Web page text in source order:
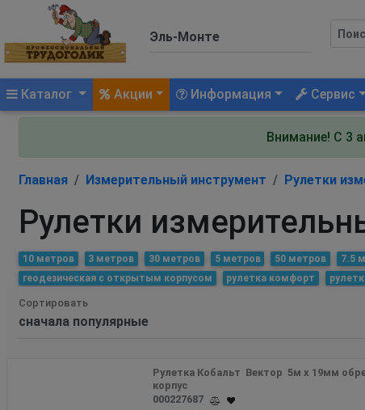
Каталог (current)Акции Информация Сервис
Внимание! С 3
Главная Измерительный инструмент Рулетки
Рулетки
10 метров 3 метров 30 метров 5 метров 50 метров 7.5
геодезическая с открытым корпусом
рулетка комфорт
Сортировать
Рулетка Кобальт  Вектор  5м x 19мм
корпус
000227687